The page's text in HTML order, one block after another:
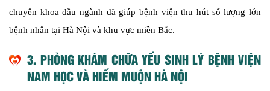
chuyên khoa đầu ngành đã giúp bệnh viện thu hút số lượng lớn
bệnh nhân tại Hà Nội và khu vực miền Bắc.
3. PHÒNG KHÁM CHỮA YẾU SINH LÝ BỆNH VIỆN
NAM HỌC VÀ HIẾM MUỘN HÀ NỘI